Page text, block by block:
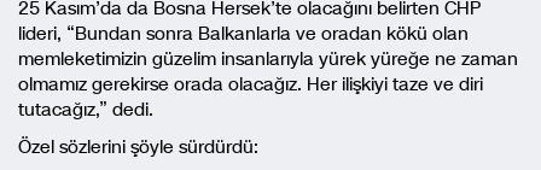
25 Kasım’da da Bosna Hersek’te olacağını belirten CHP
lideri, “Bundan sonra Balkanlarla ve oradan kökü olan
memleketimizin güzelim insanlarıyla yürek yüreğe ne zaman
olmamız gerekirse orada olacağız. Her ilişkiyi taze ve diri
tutacağız,” dedi.
Özel sözlerini şöyle sürdürdü: